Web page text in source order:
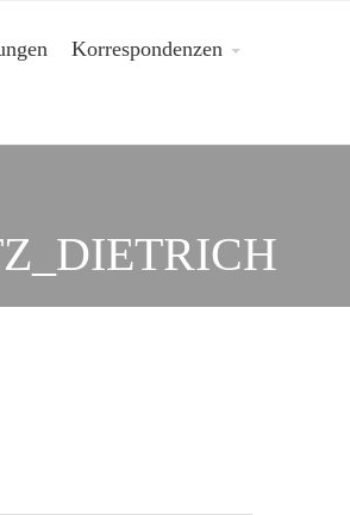
Korrespondenzen